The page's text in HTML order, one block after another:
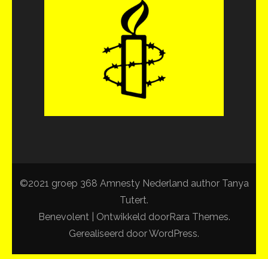
©2021 groep 368 Amnesty Nederland author Tanya
Tutert.
Benevolent | Ontwikkeld doorRara Themes.
Gerealiseerd doorWordPress.